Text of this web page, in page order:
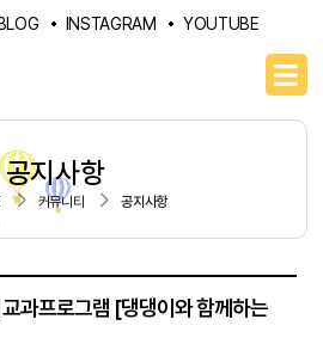
INSTAGRAM YOUTUBE
공지사항
커뮤니티 공지사항
과프로그램 [댕댕이와 함께하는